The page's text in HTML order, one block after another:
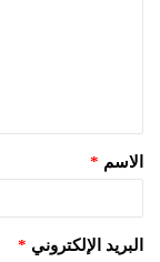
الاسم *
البريد الإلكتروني *